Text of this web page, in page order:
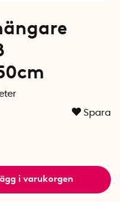
Spara
i varukorgen